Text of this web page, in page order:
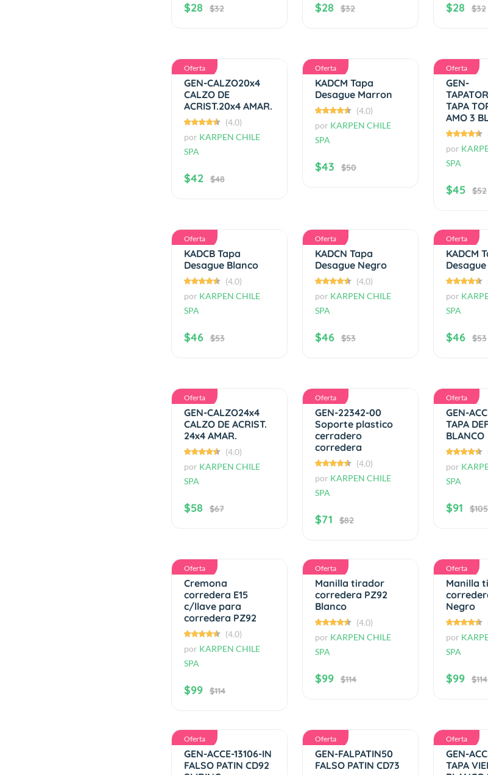
$28 $32 $28 $32 $28 $32
Oferta
GEN-CALZO20x4
CALZO DE
ACRIST.20x4 AMAR.
(4.0)
por KARPEN CHILE
SPA
$42 $48
Oferta
KADCM Tapa
Desague Marron
(4.0)
por KARPEN CHILE
SPA
$43 $50
Oferta
GEN-
TAPA
AMO 3
por
SPA
$45 $52
Oferta
KADCB Tapa
Desague Blanco
(4.0)
por KARPEN CHILE
SPA
$46 $53
Oferta
KADCN Tapa
Desague Negro
(4.0)
por KARPEN CHILE
SPA
$46 $53
Oferta
KADCM
por
SPA
$46 $53
Oferta
GEN-CALZO24x4
CALZO DE ACRIST.
24x4 AMAR.
(4.0)
por KARPEN CHILE
SPA
$58 $67
Oferta
GEN-22342-00
Soporte plastico
cerradero
corredera
(4.0)
por KARPEN CHILE
SPA
$71 $82
Oferta
GEN-
TAPA
BLANCO
por
SPA
$91 $105
Oferta
Cremona
corredera E15
c/llave para
corredera PZ92
(4.0)
por KARPEN CHILE
SPA
$99 $114
Oferta
Manilla tirador
corredera PZ92
Blanco
(4.0)
por KARPEN CHILE
SPA
$99 $114
Oferta
Manilla
Negro
por
SPA
$99 $114
Oferta
GEN-ACCE-13106-IN
FALSO PATIN CD92
Oferta
GEN-FALPATIN50
FALSO PATIN CD73
Oferta
GEN-
TAPA